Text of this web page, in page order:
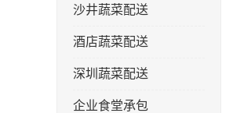
沙井蔬菜配送
酒店蔬菜配送
深圳蔬菜配送
企业食堂承包